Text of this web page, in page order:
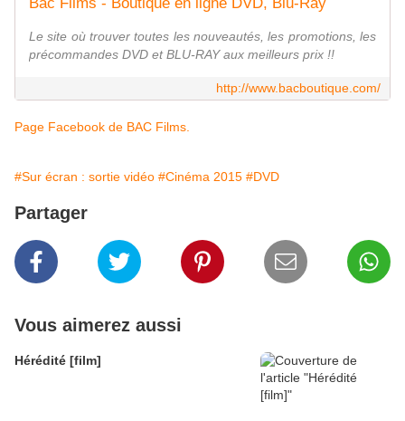
Le site où trouver toutes les nouveautés, les promotions, les
précommandes DVD et BLU-RAY aux meilleurs prix !!
http://www.bacboutique.com/
Page Facebook de BAC Films.
#Sur écran : sortie vidéo #Cinéma 2015 #DVD
Partager
Vous aimerez aussi
Hérédité [film]